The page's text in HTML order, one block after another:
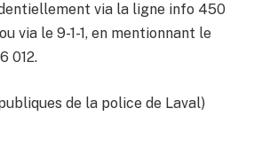
via la ligne info 450
via le 9-1-1, en mentionnant le
012.
de la police de Laval)